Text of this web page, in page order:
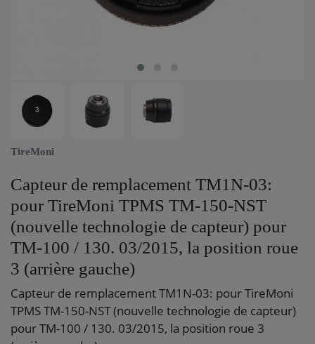
TireMoni
Capteur de remplacement TM1N-03:
pour TireMoni TPMS TM-150-NST
(nouvelle technologie de capteur) pour
TM-100 / 130. 03/2015, la position roue
3 (arrière gauche)
Capteur de remplacement TM1N-03: pour TireMoni
TPMS TM-150-NST (nouvelle technologie de capteur)
pour TM-100 / 130. 03/2015, la position roue 3